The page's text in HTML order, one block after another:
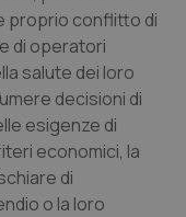
proprio conflitto di
di operatori
salute dei loro
decisioni di
esigenze di
economici, la
di
o la loro